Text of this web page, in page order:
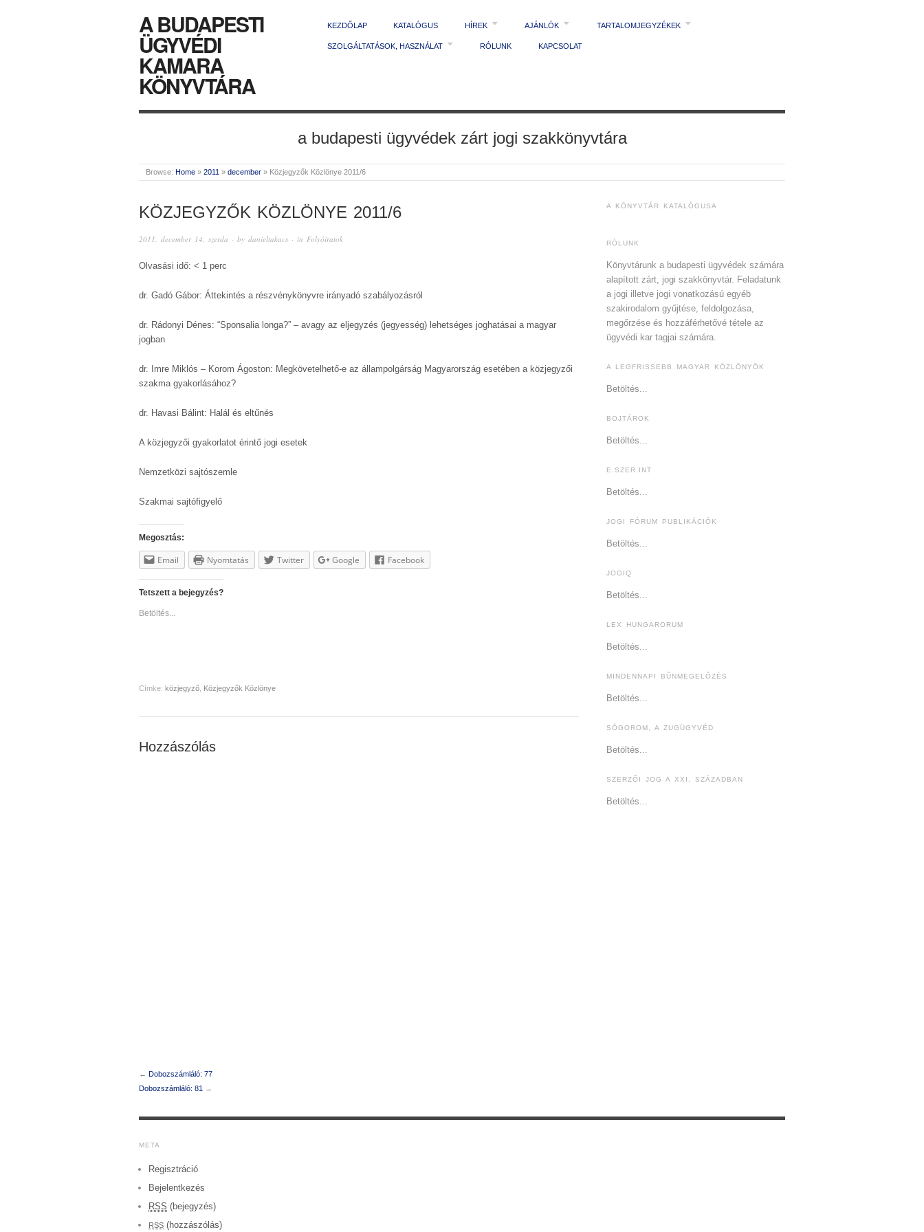
A BUDAPESTI
ÜGYVÉDI
KAMARA
KÖNYVTÁRA
KEZDŐLAP KATALÓGUS HÍREK AJÁNLÓK TARTALOMJEGYZÉKEK
SZOLGÁLTATÁSOK, HASZNÁLAT RÓLUNK KAPCSOLAT
a budapesti ügyvédek zárt jogi szakkönyvtára
Browse: Home » 2011 » december » Közjegyzők Közlönye 2011/6
KÖZJEGYZŐK KÖZLÖNYE 2011/6
2011. december 14. szerda · by danieltakacs · in Folyóiratok
Olvasási idő: < 1 perc
dr. Gadó Gábor: Áttekintés a részvénykönyvre irányadó szabályozásról
dr. Rádonyi Dénes: “Sponsalia longa?” – avagy az eljegyzés (jegyesség) lehetséges joghatásai a magyar
jogban
dr. Imre Miklós – Korom Ágoston: Megkövetelhető-e az állampolgárság Magyarország esetében a közjegyzői
szakma gyakorlásához?
dr. Havasi Bálint: Halál és eltűnés
A közjegyzői gyakorlatot érintő jogi esetek
Nemzetközi sajtószemle
Szakmai sajtófigyelő
Megosztás:
Email Nyomtatás Twitter Google Facebook
Tetszett a bejegyzés?
Betöltés...
Címke: közjegyző Közjegyzők Közlönye
Hozzászólás
← Dobozszámláló: 77
Dobozszámláló: 81 →
A KÖNYVTÁR KATALÓGUSA
RÓLUNK
Könyvtárunk a budapesti ügyvédek számára
alapított zárt, jogi szakkönyvtár. Feladatunk
a jogi illetve jogi vonatkozású egyéb
szakirodalom gyűjtése, feldolgozása,
megőrzése és hozzáférhetővé tétele az
ügyvédi kar tagjai számára.
A LEGFRISSEBB MAGYAR KÖZLÖNYÖK
Betöltés...
BOJTÁROK
Betöltés...
E.SZER.INT
Betöltés...
JOGI FÓRUM PUBLIKÁCIÓK
Betöltés...
JOGIQ
Betöltés...
LEX HUNGARORUM
Betöltés...
MINDENNAPI BŰNMEGELŐZÉS
Betöltés...
SÓGOROM, A ZUGÜGYVÉD
Betöltés...
SZERZŐI JOG A XXI. SZÁZADBAN
Betöltés...
META
Regisztráció
Bejelentkezés
RSS (bejegyzés)
RSS (hozzászólás)